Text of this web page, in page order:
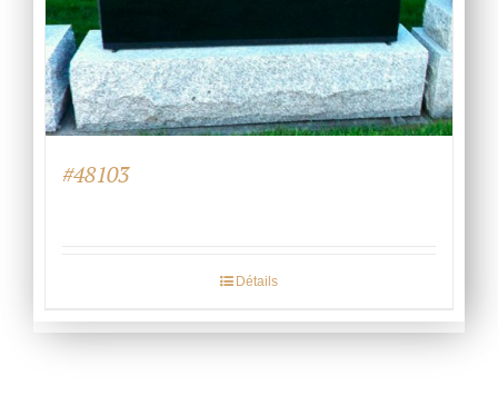
#48103
Détails